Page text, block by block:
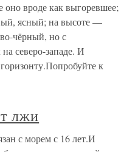
вроде как выгоревшее;
ясный; на высоте —
чёрный, но с
северо-западе. И
к
лжи
с морем с 16 лет.И